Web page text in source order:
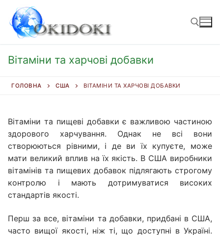
Перейти
вмісту
Пошук:
Вітаміни та харчові добавки
ГОЛОВНА США ВІТАМІНИ ТА ХАРЧОВІ ДОБАВКИ
Вітаміни та пищеві добавки є важливою частиною
здорового харчування. Однак не всі вони
створюються рівними, і де ви їх купуєте, може
мати великий вплив на їх якість. В США виробники
вітамінів та пищевих добавок підлягають строгому
контролю і мають дотримуватися високих
стандартів якості.
Перш за все, вітаміни та добавки, придбані в США,
часто вищої якості, ніж ті, що доступні в Україні.